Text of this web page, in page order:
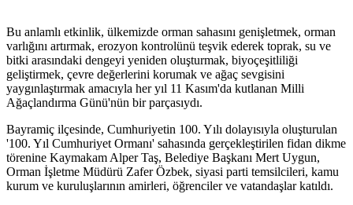
Bu anlamlı etkinlik, ülkemizde orman sahasını genişletmek, orman
varlığını artırmak, erozyon kontrolünü teşvik ederek toprak, su ve
bitki arasındaki dengeyi yeniden oluşturmak, biyoçeşitliliği
geliştirmek, çevre değerlerini korumak ve ağaç sevgisini
yaygınlaştırmak amacıyla her yıl 11 Kasım'da kutlanan Milli
Ağaçlandırma Günü'nün bir parçasıydı.
Bayramiç ilçesinde, Cumhuriyetin 100. Yılı dolayısıyla oluşturulan
'100. Yıl Cumhuriyet Ormanı' sahasında gerçekleştirilen fidan dikme
törenine Kaymakam Alper Taş, Belediye Başkanı Mert Uygun,
Orman İşletme Müdürü Zafer Özbek, siyasi parti temsilcileri, kamu
kurum ve kuruluşlarının amirleri, öğrenciler ve vatandaşlar katıldı.